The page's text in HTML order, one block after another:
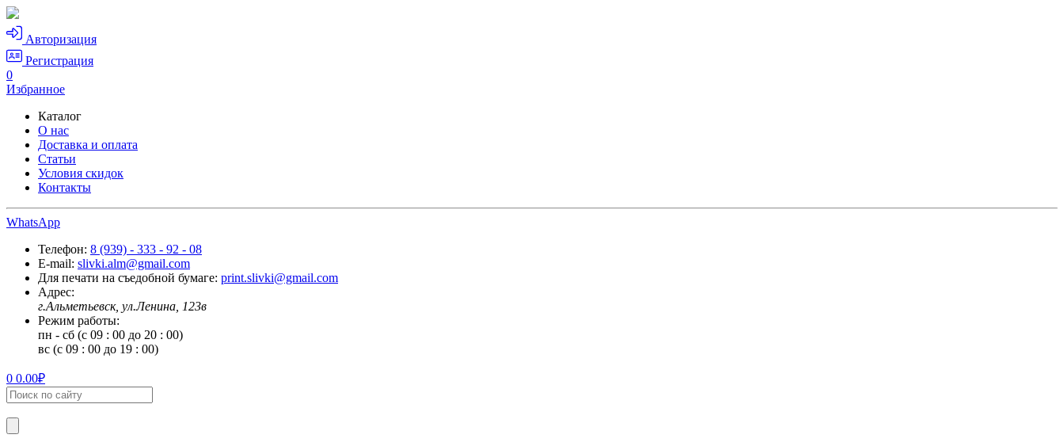
Авторизация
Регистрация
0
Избранное
Каталог
О нас
Доставка и оплата
Статьи
Условия скидок
Контакты
WhatsApp
Телефон: 8 (939) - 333 - 92 - 08
E-mail: slivki.alm@gmail.com
Для печати на съедобной бумаге: print.slivki@gmail.com
Адрес:
г.Альметьевск, ул.Ленина, 123в
Режим работы:
пн - сб (с 09 : 00 до 20 : 00)
вс (с 09 : 00 до 19 : 00)
0 0.00₽